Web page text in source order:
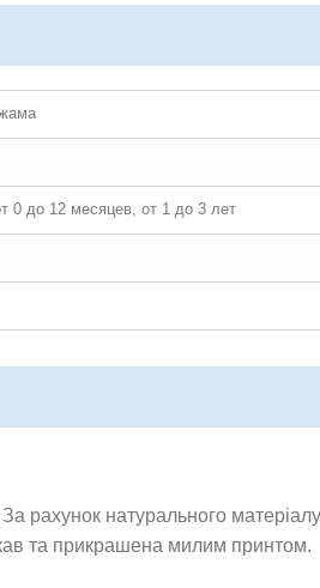
0 до 12 месяцев, от 1 до 3 лет
рахунок натурального
та прикрашена милим принтом.